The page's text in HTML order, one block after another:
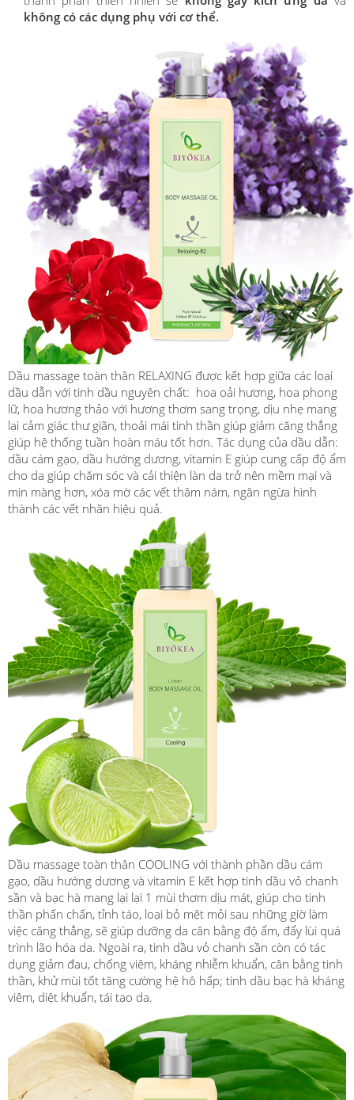
không có các dụng phụ với cơ thể.
Dầu massage toàn thân RELAXING được kết hợp giữa các loại
dầu dẫn với tinh dầu nguyên chất: hoa oải hương, hoa phong
lữ, hoa hương thảo với hương thơm sang trọng, dịu nhẹ mang
lại cảm giác thư giãn, thoải mái tinh thần giúp giảm căng thẳng
giúp hệ thống tuần hoàn máu tốt hơn. Tác dụng của dầu dẫn:
dầu cám gạo, dầu hướng dương, vitamin E giúp cung cấp độ ẩm
cho da giúp chăm sóc và cải thiện làn da trở nên mềm mại và
mịn màng hơn, xóa mờ các vết thâm nám, ngăn ngừa hình
thành các vết nhăn hiệu quả.
Dầu massage toàn thân COOLING với thành phần dầu cám
gạo, dầu hướng dương và vitamin E kết hợp tinh dầu vỏ chanh
sần và bạc hà mang lại lại 1 mùi thơm dịu mát, giúp cho tinh
thần phấn chấn, tỉnh táo, loại bỏ mệt mỏi sau những giờ làm
việc căng thẳng, sẽ giúp dưỡng da cân bằng độ ẩm, đẩy lùi quá
trình lão hóa da. Ngoài ra, tinh dầu vỏ chanh sần còn có tác
dụng giảm đau, chống viêm, kháng nhiễm khuẩn, cân bằng tinh
thần, khử mùi tốt tăng cường hệ hô hấp; tinh dầu bạc hà kháng
viêm, diệt khuẩn, tái tạo da.